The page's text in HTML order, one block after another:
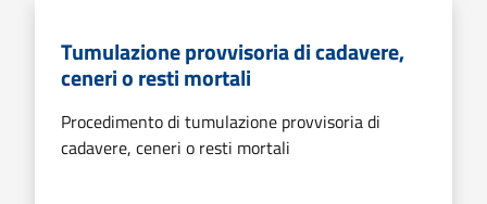
Tumulazione provvisoria di cadavere,
ceneri o resti mortali
Procedimento di tumulazione provvisoria di
cadavere, ceneri o resti mortali